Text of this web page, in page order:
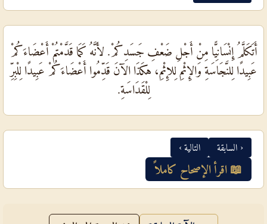
أَتَكَلَّمُ إِنْسَانِيًّا مِنْ أَجْلِ ضَعْفِ جَسَدِكُمْ. لأَنَّهُ كَمَا قَدَّمْتُمْ أَعْضَاءَكُمْ
عَبِيدًا لِلنَّجَاسَةِ وَالإِثْمِ لِلإِثْمِ، هكَذَا الآنَ قَدِّمُوا أَعْضَاءَكُمْ عَبِيدًا لِلْبِرِّ
لِلْقَدَاسَةِ.
‹ السابقة التالية ›
📖 اقرأ الإصحاح كاملاً